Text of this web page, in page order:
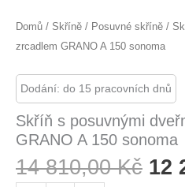
Domů / Skříně / Posuvné skříně /
zrcadlem GRANO A 150 sonoma
Dodání: do 15 pracovních dnů
Skříň s posuvnými
GRANO A 150 sonoma
14 810,00Kč 12